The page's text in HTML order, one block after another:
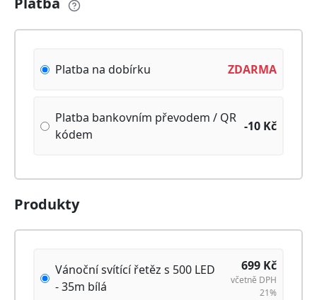
Platba na dobírku ZDARMA
Platba bankovním převodem / QR
kódem
-10 Kč
Produkty
Vánoční svítící řetěz s 500 LED
- 35m bílá
699 Kč
včetně DPH
21%